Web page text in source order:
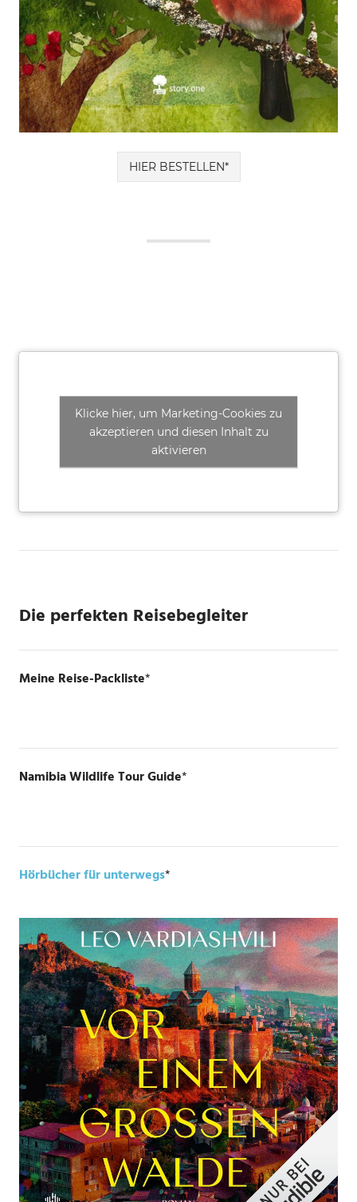
HIER BESTELLEN*
Klicke hier, um Marketing-Cookies zu
akzeptieren und diesen Inhalt zu
aktivieren
Die perfekten Reisebegleiter
Meine Reise-Packliste*
Namibia Wildlife Tour Guide*
Hörbücher für unterwegs*